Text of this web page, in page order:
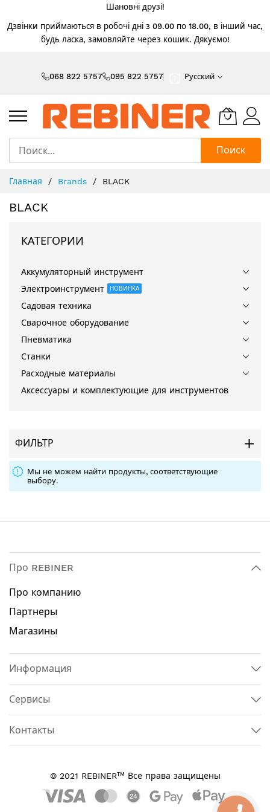
Шановні друзі!
Дзвінки приймаються в робочі дні з 09.00 по 18.00, в інший час,
будь ласка, замовляйте через кошик. Дякуємо!
068 822 5757 095 822 5757 Русский
Поиск
Главная Brands BLACK
BLACK
ФИЛЬТР
Мы не можем найти продукты, соответствующие
выбору.
КАТЕГОРИИ
Аккумуляторный инструмент
Электроинструмент
НОВИНКА
Садовая техника
Сварочное оборудование
Пневматика
Станки
Расходные материалы
Аксессуары и комплектующие для инструментов
Про REBINER
Про компанию
Партнеры
Магазины
Информация
Сервисы
Контакты
© 2021 REBINERтм Все права защищены